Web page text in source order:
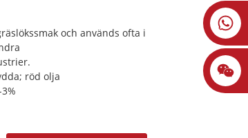
och används ofta i
röd olja